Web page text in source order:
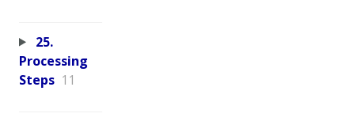
25.
Processing
Steps 11